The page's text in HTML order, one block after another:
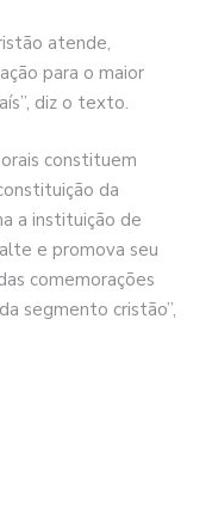
atende,
para o maior
diz o texto.
constituem
da
a instituição de
e promova seu
comemorações
segmento cristão”,